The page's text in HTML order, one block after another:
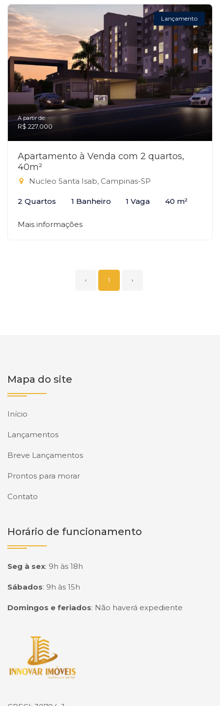
Lançamento
A partir de:
R$ 227.000
Apartamento à Venda com 2 quartos,
40m²
Nucleo Santa Isab, Campinas-SP
2 Quartos 1 Banheiro 1 Vaga 40 m²
Mais informações
‹ 1 ›
Mapa do site
Início
Lançamentos
Breve Lançamentos
Prontos para morar
Contato
Horário de funcionamento
Seg à sex: 9h às 18h
Sábados: 9h às 15h
Domingos e feriados: Não haverá expediente
Página inicial